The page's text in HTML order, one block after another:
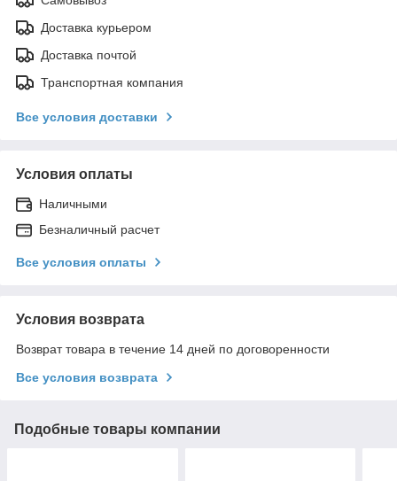
Доставка курьером
Доставка почтой
Транспортная компания
Все условия доставки
Условия оплаты
Наличными
Безналичный расчет
Все условия оплаты
Условия возврата
Возврат товара в течение 14 дней по договоренности
Все условия возврата
Подобные товары компании